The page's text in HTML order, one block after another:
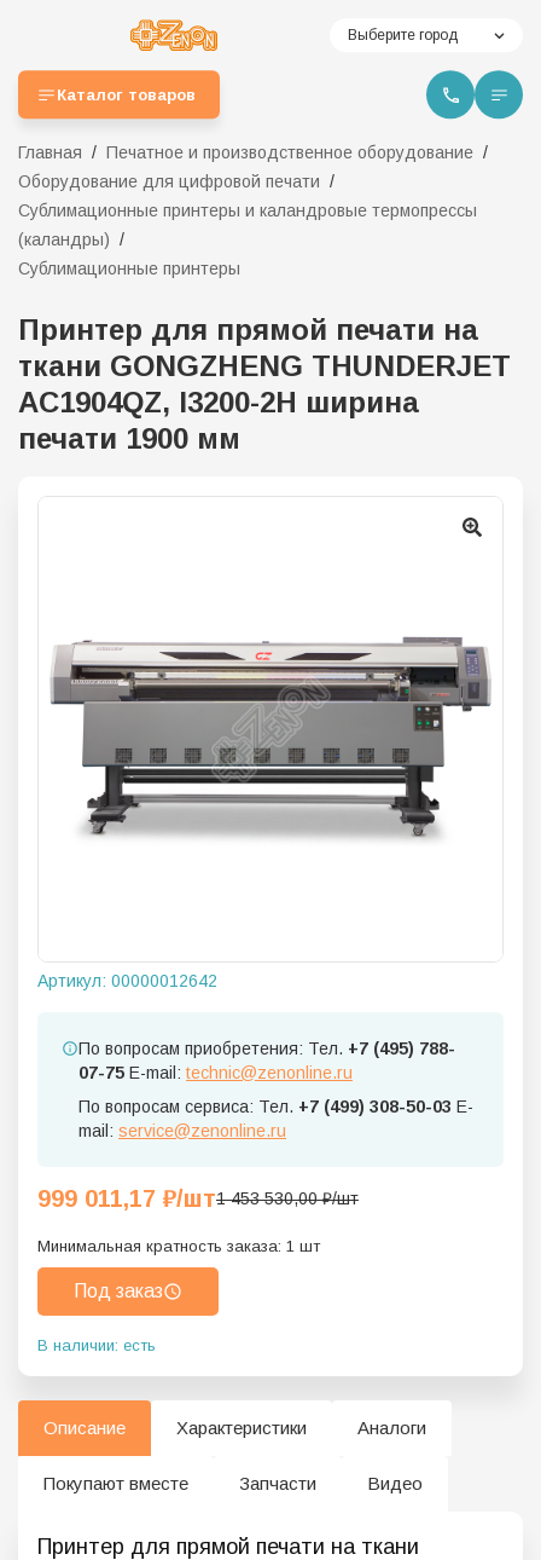
Выберите город
Каталог товаров
Главная
Печатное и производственное оборудование
Оборудование для цифровой печати
Сублимационные принтеры и каландровые термопрессы
(каландры)
Сублимационные принтеры
Принтер для прямой печати на
ткани GONGZHENG THUNDERJET
AC1904QZ, I3200-2H ширина
печати 1900 мм
Артикул: 00000012642
По вопросам приобретения: Тел. +7 (495) 788-
07-75 E-mail: technic@zenonline.ru
По вопросам сервиса: Тел. +7 (499) 308-50-03 E-
mail: service@zenonline.ru
999 011,17 ₽/шт1 453 530,00₽/шт
Минимальная кратность заказа: 1 шт
Под заказ
В наличии: есть
Описание Характеристики Аналоги
Покупают вместе Запчасти Видео
Принтер для прямой печати на ткани